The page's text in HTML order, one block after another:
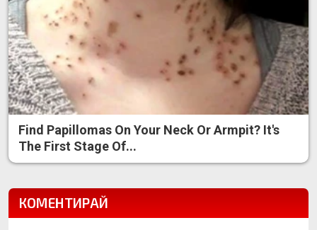
Find Papillomas On Your Neck Or Armpit? It's
The First Stage Of...
КОМЕНТИРАЙ